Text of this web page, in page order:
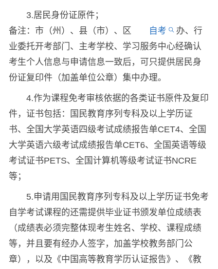
3.居民身份证原件；
备注：市（州）、县（市）、区
自考
办、行
业委托开考部门、主考学校、学习服务中心经确认
考生个人信息与申请信息一致后，可只提供居民身
份证复印件（加盖单位公章）集中办理。
4.作为课程免考审核依据的各类证书原件及复印
件，证书包括：国民教育序列专科及以上学历证
书、全国大学英语四级考试成绩报告单CET4、全国
大学英语六级考试成绩报告单CET6、全国英语等级
考试证书PETS、全国计算机等级考试证书NCRE
等；
5.申请用国民教育序列专科及以上学历证书免考
自学考试课程的还需提供毕业证书颁发单位成绩表
（成绩表必须完整体现考生姓名、学校、课程成绩
等，并且要有经办人签字，加盖学校教务部门公
章），以及《中国高等教育学历认证报告》、《教